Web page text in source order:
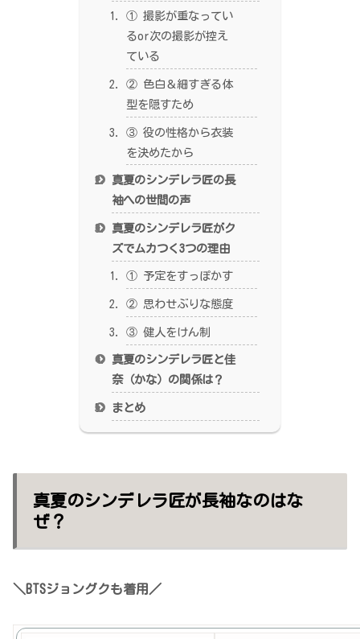
① 撮影が重なってい
るor次の撮影が控え
ている
② 色白＆細すぎる体
型を隠すため
③ 役の性格から衣装
を決めたから
真夏のシンデレラ匠の長
袖への世間の声
真夏のシンデレラ匠がク
ズでムカつく3つの理由
① 予定をすっぽかす
② 思わせぶりな態度
③ 健人をけん制
真夏のシンデレラ匠と佳
奈（かな）の関係は？
まとめ
真夏のシンデレラ匠が長袖なのはな
ぜ？
＼BTSジョングクも着用／